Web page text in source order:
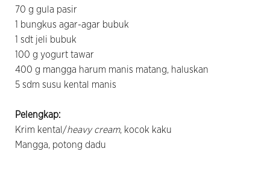
70 g gula pasir
1 bungkus agar-agar bubuk
1 sdt jeli bubuk
100 g yogurt tawar
400 g mangga harum manis matang, haluskan
5 sdm susu kental manis
Pelengkap:
Krim kental/heavy cream, kocok kaku
Mangga, potong dadu